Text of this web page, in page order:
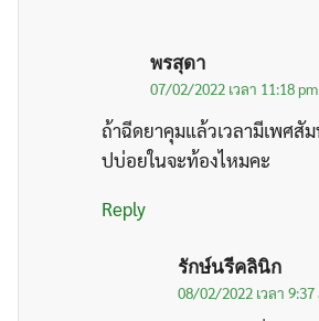
พรสุดา
07/02/2022 เวลา 11:18 pm
ถ้าฉีดยาคุมแล้วเวลามีเพศสั
ปบ่อยในจะท้องไหมคะ
Reply
รักษ์นรีคลินิก
08/02/2022 เวลา 9:37